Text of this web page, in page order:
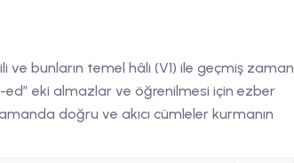
ve bunların temel hâli (V1) ile geçmiş zaman
ed” eki almazlar ve öğrenilmesi için ezber
doğru ve akıcı cümleler kurmanın